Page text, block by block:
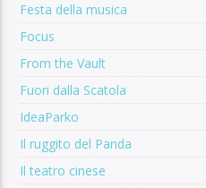
Festa della musica
Focus
From the Vault
Fuori dalla Scatola
IdeaParko
Il ruggito del Panda
Il teatro cinese